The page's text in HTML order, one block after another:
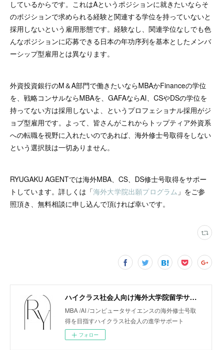
しているからです。これはAというポジションに就きたいならそ
のポジションで求められる経験と関連する学位を持っていないと
採用しないという雇用形態です。経験なし、関連学位なしでも色
んなポジションに応募できる日本の年功序列を基本としたメンバ
ーシップ型雇用とは異なります。
外資投資銀行のM＆A部門で働きたいならMBAかFinanceの学位
を、戦略コンサルならMBAを、GAFAならAI、CSやDSの学位を
持ってない方は採用しないよ、というプロフェショナル採用がジ
ョブ型雇用です。よって、皆さんがこれからトップティア外資系
への転職を視野に入れたいのであれば、海外修士号取得をしない
という選択肢は一切ありません。
RYUGAKU AGENTでは海外MBA、CS、DS修士号取得をサポー
トしています。詳しくは「海外大学院出願プログラム 」をご参
照頂き、無料相談に申し込んで頂ければ幸いです。
ハイクラス社会人向け海外大学院留学サポート「リューガクエージェント」
MBA /AI /コンピュータサイエンスの海外修士号取
得を目指すハイクラス社会人の進学サポート
フォロー